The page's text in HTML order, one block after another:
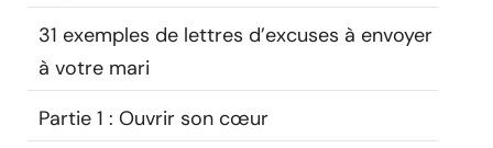
À propos de nous Contact Écrivez pour nous
Publicité avec
nous
© Copyright 2026. Tous droits réservés.
31 exemples de lettres d’excuses à envoyer
à votre mari
Partie 1 : Ouvrir son cœur